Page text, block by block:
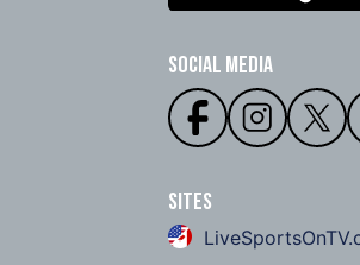
Social Media
Sites